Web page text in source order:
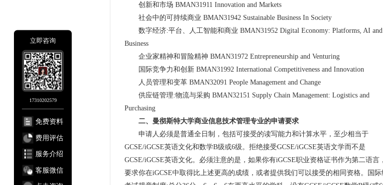
创新和市场 BMAN31911 Innovation and Markets
社会中的可持续商业 BMAN31942 Sustainable Business In Society
数字经济:平台、人工智能和商业 BMAN31952 Digital Economy: Platforms, AI and
Business
企业家精神和冒险精神 BMAN31972 Entrepreneurship and Venturing
国际竞争力和创新 BMAN31992 International Competitiveness and Innovation
人员管理和变革 BMAN32091 People Management and Change
供应链管理:物流与采购 BMAN32151 Supply Chain Management: Logistics and
Purchasing
二、曼彻斯特大学商业信息技术管理专业的申请要求
申请人必须是普通全日制，包括可接受的读写能力和计算水平，至少相当于
GCSE/iGCSE英语文化和数学B级或6级。拒绝接受GCSE/iGCSE英语文学而不是
GCSE/iGCSE英语文化。必须注意的是，如果你有iGCSE职业资格证书作为第二语言
要求你在iGCSE中取得比上述更高的成绩，或者提供我们可以接受的相同资格。国际
立即咨询
17310202579
免费资料
费用评估
服务介绍
客服微信